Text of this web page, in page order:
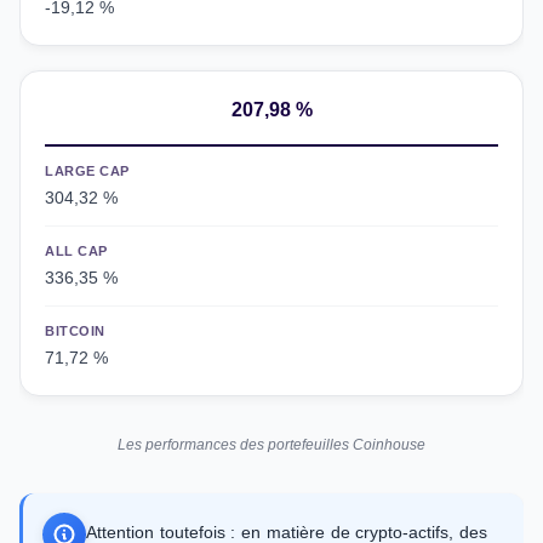
-19,12 %
207,98 %
LARGE CAP
304,32 %
ALL CAP
336,35 %
BITCOIN
71,72 %
Les performances des portefeuilles Coinhouse
Attention toutefois : en matière de crypto-actifs, des